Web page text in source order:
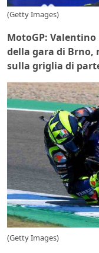
(Getty Images)
MotoGP:
della gara di Brno,
sulla griglia di
(Getty Images)